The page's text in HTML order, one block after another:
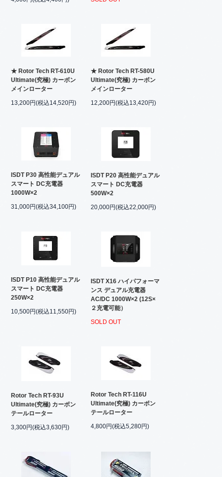
★ Rotor Tech RT-610U
Ultimate(究極) カーボン
メインローター
13,200円(税込14,520円)
★ Rotor Tech RT-580U
Ultimate(究極) カーボン
メインローター
12,200円(税込13,420円)
ISDT P30 高性能デュアル
スマート DC充電器
1000W×2
31,000円(税込34,100円)
ISDT P20 高性能デュアル
スマート DC充電器
500W×2
20,000円(税込22,000円)
ISDT P10 高性能デュアル
スマート DC充電器
250W×2
10,500円(税込11,550円)
ISDT X16 ハイパフォーマ
ンス デュアル充電器
AC/DC 1000W×2 (12S×
２充電可能）
SOLD OUT
Rotor Tech RT-93U
Ultimate(究極) カーボン
テールローター
3,300円(税込3,630円)
Rotor Tech RT-116U
Ultimate(究極) カーボン
テールローター
4,800円(税込5,280円)